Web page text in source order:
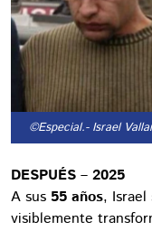
©Especial.- Israel
DESPUÉS – 2025
A sus 55 años,
visiblemente